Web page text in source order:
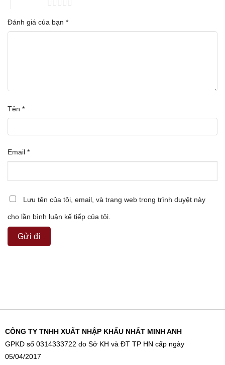
Đánh giá của bạn *
Tên *
Email *
Lưu tên của tôi, email, và trang web trong trình duyệt này
cho lần bình luận kế tiếp của tôi.
CÔNG TY TNHH XUẤT NHẬP KHẨU NHẤT MINH ANH
GPKD số 0314333722 do Sở KH và ĐT TP HN cấp ngày
05/04/2017